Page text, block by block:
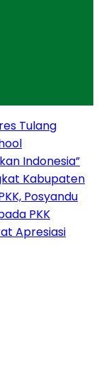
Tulang
Indonesia”
Kabupaten
Posyandu
PKK
Apresiasi